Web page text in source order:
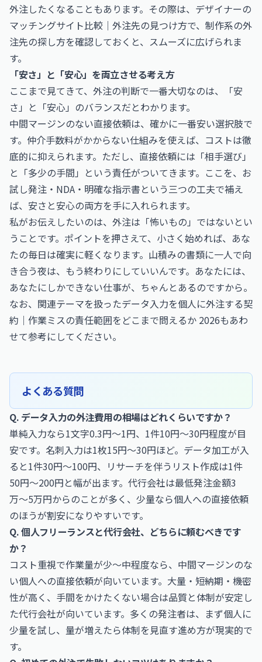
外注したくなることもあります。その際は、 デザイナーの
マッチングサイト比較｜外注先の見つけ方で、制作系の外
注先の探し方を確認しておくと、スムーズに広げられま
す。
「安さ」と「安心」を両立させる考え方
ここまで見てきて、外注の判断で一番大切なのは、「安
さ」と「安心」のバランスだとわかります。
中間マージンのない直接依頼は、確かに一番安い選択肢で
す。仲介手数料がかからない仕組みを使えば、コストは徹
底的に抑えられます。ただし、直接依頼には「相手選び」
と「多少の手間」という責任がついてきます。ここを、お
試し発注・NDA・明確な指示書という三つの工夫で補え
ば、安さと安心の両方を手に入れられます。
私がお伝えしたいのは、外注は「怖いもの」ではないとい
うことです。ポイントを押さえて、小さく始めれば、あな
たの毎日は確実に軽くなります。山積みの書類に一人で向
き合う夜は、もう終わりにしていいんです。あなたには、
あなたにしかできない仕事が、ちゃんとあるのですから。
なお、関連テーマを扱ったデータ入力を個人に外注する契
約｜作業ミスの責任範囲をどこまで問えるか 2026もあわ
せて参考にしてください。
よくある質問
Q. データ入力の外注費用の相場はどれくらいですか？
単純入力なら1文字0.3円〜1円、1件10円〜30円程度が目
安です。名刺入力は1枚15円〜30円ほど。データ加工が入
ると1件30円〜100円、リサーチを伴うリスト作成は1件
50円〜200円と幅が出ます。代行会社は最低発注金額3
万〜5万円からのことが多く、少量なら個人への直接依頼
のほうが割安になりやすいです。
Q. 個人フリーランスと代行会社、どちらに頼むべきです
か？
コスト重視で作業量が少〜中程度なら、中間マージンのな
い個人への直接依頼が向いています。大量・短納期・機密
性が高く、手間をかけたくない場合は品質と体制が安定し
た代行会社が向いています。多くの発注者は、まず個人に
少量を試し、量が増えたら体制を見直す進め方が現実的で
す。